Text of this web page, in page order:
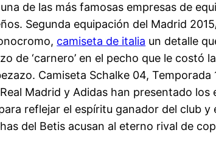
de las más famosas empresas de
Segunda equipación del Madrid
camiseta de italia un detalle
de ‘carnero’ en el pecho que le costó
Camiseta Schalke 04, Temporada
Madrid y Adidas han presentado los
reflejar el espíritu ganador del club y
del Betis acusan al eterno rival de